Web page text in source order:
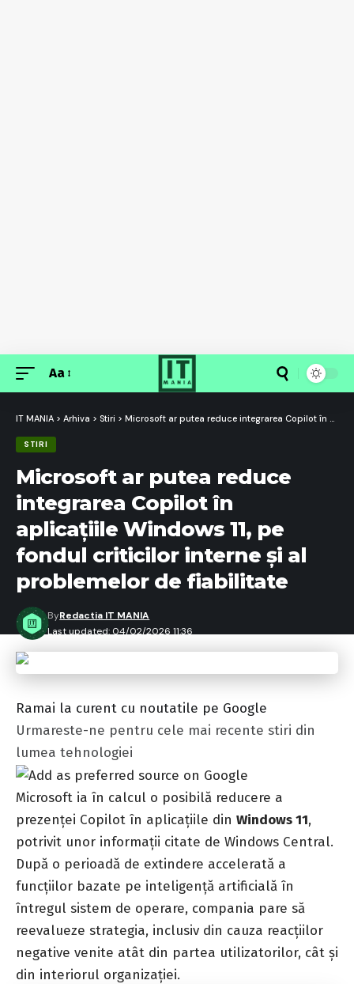
Font
Aa
IT MANIA > Arhiva > Stiri > Microsoft ar putea reduce integrarea Copilot în aplicațiile Windows 11, pe fondul criticilor interne și al problemelor de fiabilitate
STIRI
Microsoft ar putea reduce
integrarea Copilot în
aplicațiile Windows 11, pe
fondul criticilor interne și al
problemelor de fiabilitate
Last updated: 04/02/2026 11:36
ByRedactia IT MANIA
Ramai la curent cu noutatile pe Google
Urmareste-ne pentru cele mai recente stiri din
lumea tehnologiei
Microsoft ia în calcul o posibilă reducere a
prezenței Copilot în aplicațiile din Windows 11,
potrivit unor informații citate de Windows Central.
După o perioadă de extindere accelerată a
funcțiilor bazate pe inteligență artificială în
întregul sistem de operare, compania pare să
reevalueze strategia, inclusiv din cauza reacțiilor
negative venite atât din partea utilizatorilor, cât și
din interiorul organizației.